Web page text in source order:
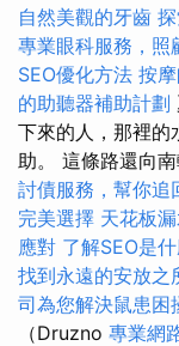
自然美觀的牙齒
專業眼科服務，照
SEO優化方法 按
的助聽器補助計劃
下來的人，那裡的
助。 這條路還向
討債服務，幫你追
完美選擇 天花板
應對 了解SEO是
找到永遠的安放之
司為您解決鼠患困
（Druzno 專業網